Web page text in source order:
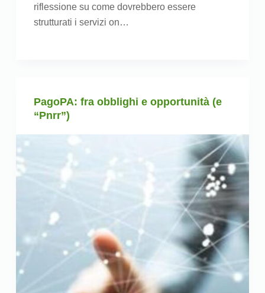
riflessione su come dovrebbero essere
strutturati i servizi on…
PagoPA: fra obblighi e opportunità (e
“Pnrr”)